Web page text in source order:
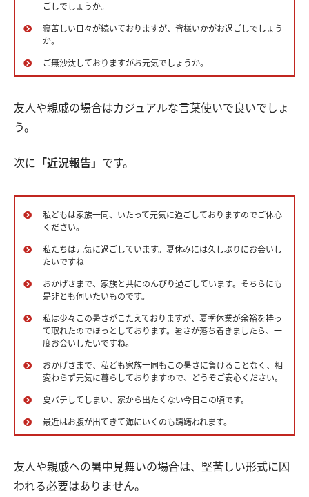
ごしでしょうか。
寝苦しい日々が続いておりますが、皆様いかがお過ごしでしょう
か。
ご無沙汰しておりますがお元気でしょうか。
友人や親戚の場合はカジュアルな言葉使いで良いでしょ
う。
次に 「近況報告」 です。
私どもは家族一同、いたって元気に過ごしておりますのでご休心
ください。
私たちは元気に過ごしています。夏休みには久しぶりにお会いし
たいですね
おかげさまで、家族と共にのんびり過ごしています。そちらにも
是非とも伺いたいものです。
私は少々この暑さがこたえておりますが、夏季休業が余裕を持っ
て取れたのでほっとしております。暑さが落ち着きましたら、一
度お会いしたいですね。
おかげさまで、私ども家族一同もこの暑さに負けることなく、相
変わらず元気に暮らしておりますので、どうぞご安心ください。
夏バテしてしまい、家から出たくない今日この頃です。
最近はお腹が出てきて海にいくのも躊躇われます。
友人や親戚への暑中見舞いの場合は、堅苦しい形式に囚
われる必要はありません。